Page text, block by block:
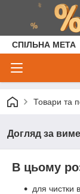
СПІЛЬНА МЕТА
Товари та
Догляд за
В цьому
для чистки